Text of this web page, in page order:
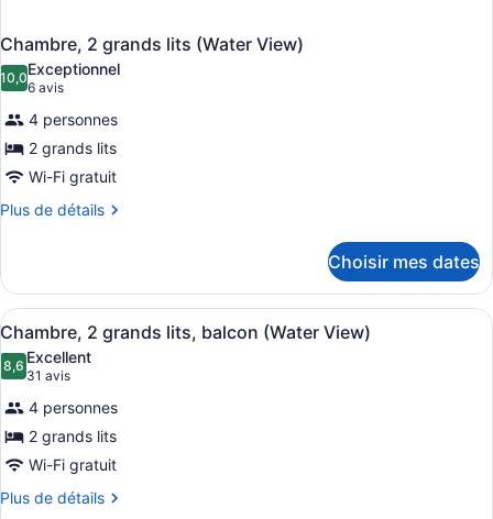
Chambre, 2 grands lits (Water View)
10,010,0 sur 10
Exceptionnel
6 avis
(6 avis)
4 personnes
2 grands lits
Wi-Fi gratuit
Plus de détails
Plus
Chambre,
grands
(Water
View)
Choisir mes dates
Afficher
toutes
les
photos
pour
ce
type
de
Une chambre d’hôtel avec deux
2
Chambre, 2 grands lits, balcon (Water View)
8,68,6 sur 10
Excellent
31 avis
(31 avis)
4 personnes
2 grands lits
Wi-Fi gratuit
Plus de détails
Plus